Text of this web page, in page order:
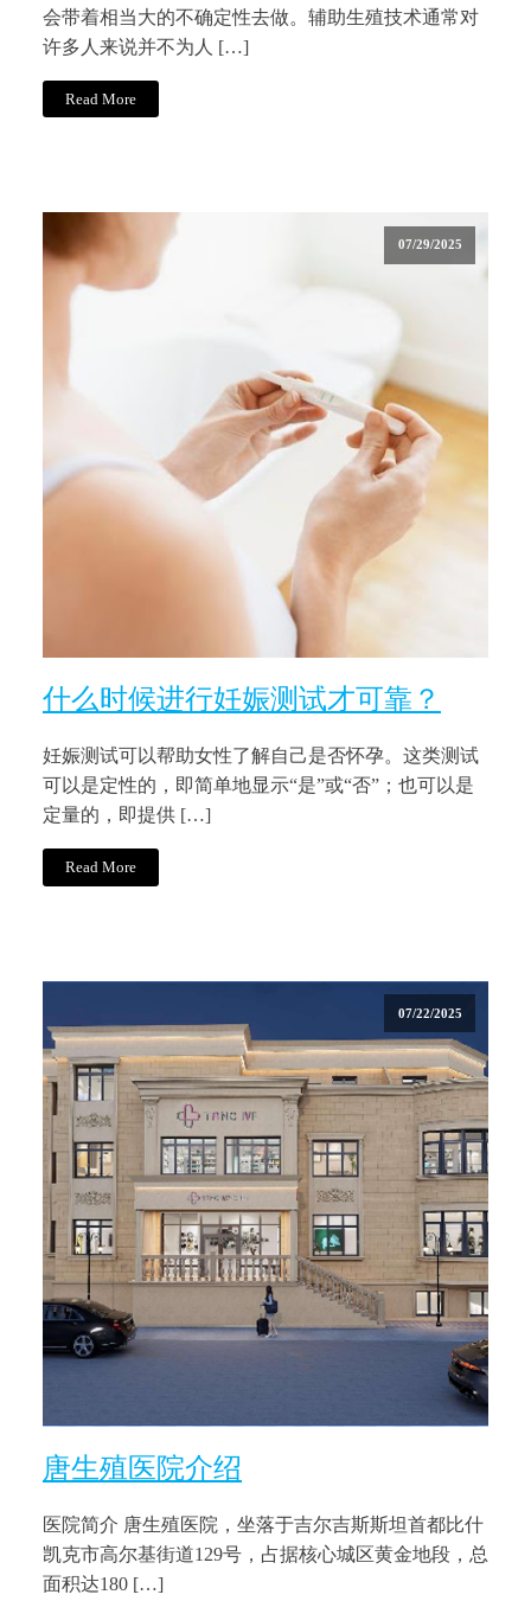
会带着相当大的不确定性去做。辅助生殖技术通常对
许多人来说并不为人 […]
Read More
07/29/2025
什么时候进行妊娠测试才可靠？
妊娠测试可以帮助女性了解自己是否怀孕。这类测试
可以是定性的，即简单地显示“是”或“否”；也可以是
定量的，即提供 […]
Read More
07/22/2025
唐生殖医院介绍
医院简介 唐生殖医院，坐落于吉尔吉斯斯坦首都比什
凯克市高尔基街道129号，占据核心城区黄金地段，总
面积达180 […]